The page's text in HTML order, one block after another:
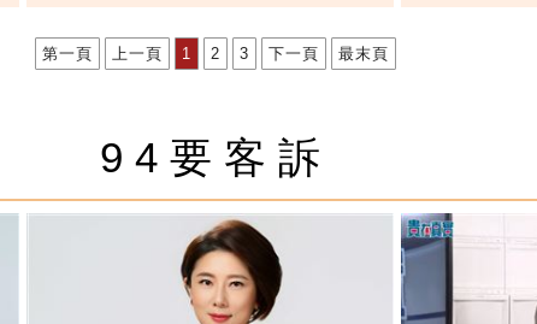
第一頁 上一頁 1 2 3 下一頁 最末頁
94要客訴